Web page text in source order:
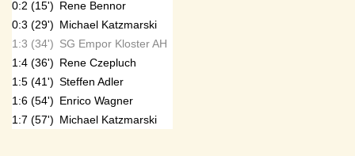
0:2 (15') Rene Bennor
0:3 (29') Michael Katzmarski
1:3 (34') SG Empor Kloster AH
1:4 (36') Rene Czepluch
1:5 (41') Steffen Adler
1:6 (54') Enrico Wagner
1:7 (57') Michael Katzmarski